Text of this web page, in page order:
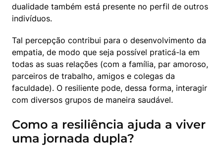
dualidade também está presente no perfil de outros
indivíduos.
Tal percepção contribui para o desenvolvimento da
empatia, de modo que seja possível praticá-la em
todas as suas relações (com a família, par amoroso,
parceiros de trabalho, amigos e colegas da
faculdade). O resiliente pode, dessa forma, interagir
com diversos grupos de maneira saudável.
Como a resiliência ajuda a viver
uma jornada dupla?